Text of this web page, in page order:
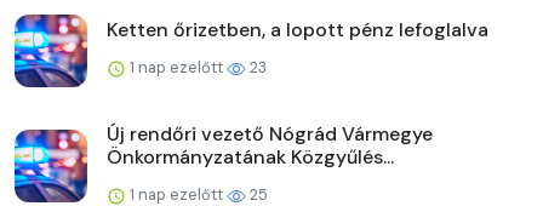
Ketten őrizetben, a lopott pénz lefoglalva
1 nap ezelőtt 23
Új rendőri vezető Nógrád Vármegye
Önkormányzatának Közgyűlés...
1 nap ezelőtt 25